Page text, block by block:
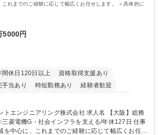
れまでのご経験に応じて幅広くお任せします。 ＜具体的に
5000円
間休日120日以上
資格取得支援あり
手当あり 時短勤務あり
経験者歓迎
休み 服装自由 寮・社宅あり 食事補助あり
ニアリング株式会社 求人名 【大阪】総務
菱電機G・社会インフラを支える/年休127日 仕事
を中心に、これまでのご経験に応じて幅広くお任せ